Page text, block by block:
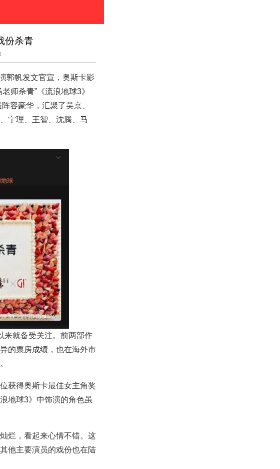
份杀青
师杀青”《流浪地球3》
容豪华，汇聚了吴京、
宁理、王智、沈腾、马
就备受关注。前两部作
的票房成绩，也在海外市
获得奥斯卡最佳女主角奖
地球3》中饰演的角色虽
烂，看起来心情不错。这
他主要演员的戏份也在陆